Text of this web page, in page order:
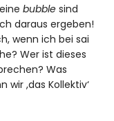
einebubble sind
daraus ergeben!
wenn ich bei sai
Wer ist dieses
Was
wir ,das Kollektiv‘